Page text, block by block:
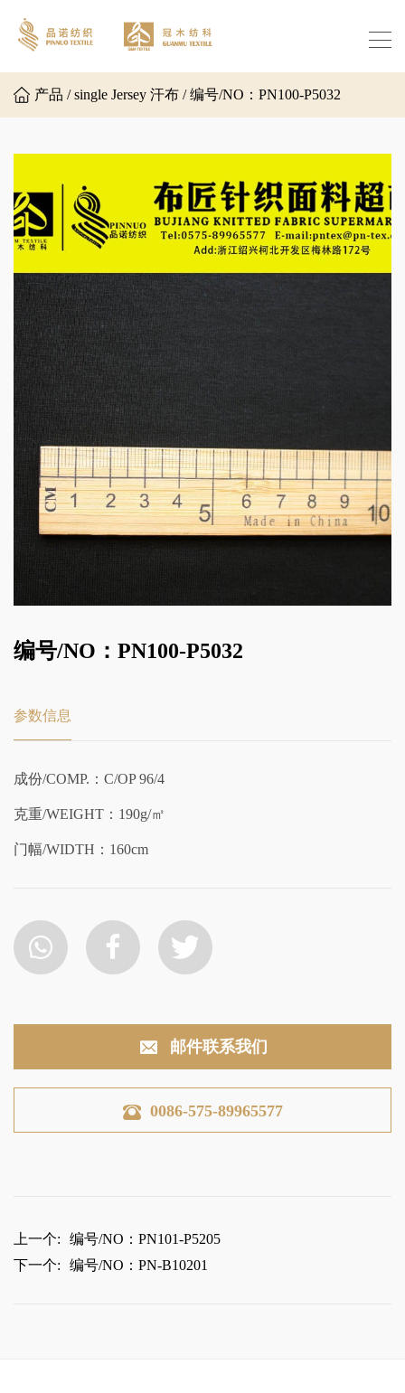
产品 / single Jersey 汗布 / 编号/NO：PN100-P5032
编号/NO：PN100-P5032
参数信息
成份/COMP.：C/OP 96/4
克重/WEIGHT：190g/㎡
门幅/WIDTH：160cm
邮件联系我们
0086-575-89965577
上一个:
编号/NO：PN101-P5205
下一个:
编号/NO：PN-B10201